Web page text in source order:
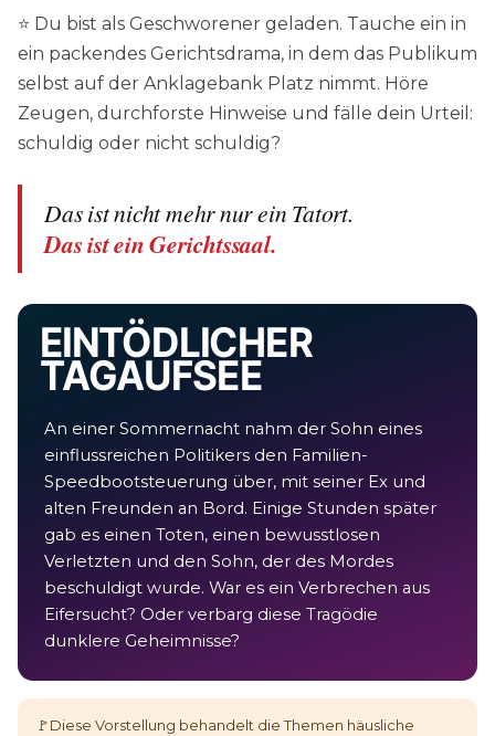
⭐ Du bist als Geschworener geladen. Tauche ein in
ein packendes Gerichtsdrama, in dem das Publikum
selbst auf der Anklagebank Platz nimmt. Höre
Zeugen, durchforste Hinweise und fälle dein Urteil:
schuldig oder nicht schuldig?
Das ist nicht mehr nur ein Tatort.
Das ist ein Gerichtssaal.
EIN TÖDLICHER
TAG AUF SEE
An einer Sommernacht nahm der Sohn eines
einflussreichen Politikers den Familien-
Speedbootsteuerung über, mit seiner Ex und
alten Freunden an Bord. Einige Stunden später
gab es einen Toten, einen bewusstlosen
Verletzten und den Sohn, der des Mordes
beschuldigt wurde. War es ein Verbrechen aus
Eifersucht? Oder verbarg diese Tragödie
dunklere Geheimnisse?
🚩Diese Vorstellung behandelt die Themen häusliche